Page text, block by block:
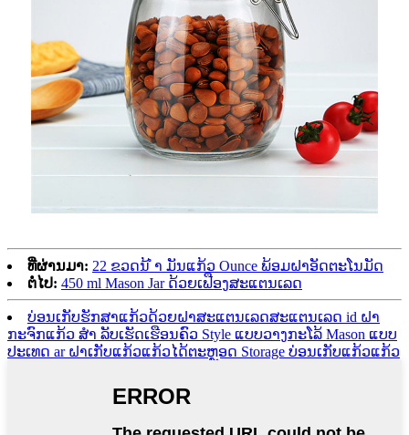
ທີ່ຜ່ານມາ: 22 ຂວດນ້ ຳ ມັນແກ້ວ Ounce ພ້ອມຝາອັດຕະໂນມັດ
ຕໍ່ໄປ: 450 ml Mason Jar ດ້ວຍເຟືອງສະແຕນເລດ
ບ່ອນເກັບຮັກສາແກ້ວດ້ວຍຝາສະແຕນເລດສະແຕນເລດ id ຝາ
ກະຈົກແກ້ວ ສຳ ລັບເຮັດເຮືອນຄົວ Style ແບບວາງກະໂລ້ Mason ແບບ
ປະເທດ ar ຝາເກັບແກ້ວແກ້ວໄດ້ຕະຫຼອດ Storage ບ່ອນເກັບແກ້ວແກ້ວ